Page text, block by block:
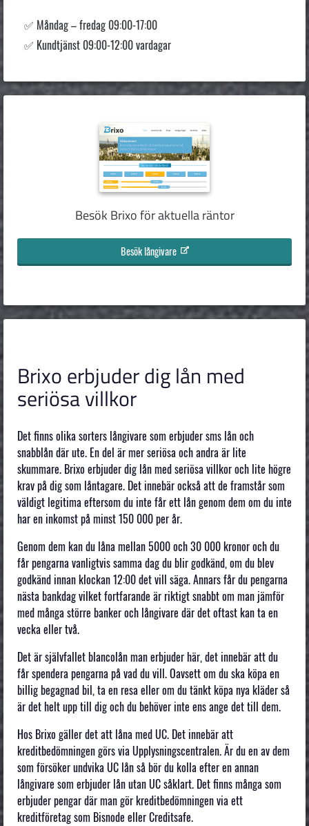
Måndag – fredag 09:00-17:00
Kundtjänst 09:00-12:00 vardagar
Besök Brixo för aktuella räntor
Besök långivare
Brixo erbjuder dig lån med
seriösa villkor
Det finns olika sorters långivare som erbjuder sms lån och
snabblån där ute. En del är mer seriösa och andra är lite
skummare. Brixo erbjuder dig lån med seriösa villkor och lite högre
krav på dig som låntagare. Det innebär också att de framstår som
väldigt legitima eftersom du inte får ett lån genom dem om du inte
har en inkomst på minst 150 000 per år.
Genom dem kan du låna mellan 5000 och 30 000 kronor och du
får pengarna vanligtvis samma dag du blir godkänd, om du blev
godkänd innan klockan 12:00 det vill säga. Annars får du pengarna
nästa bankdag vilket fortfarande är riktigt snabbt om man jämför
med många större banker och långivare där det oftast kan ta en
vecka eller två.
Det är självfallet blancolån man erbjuder här, det innebär att du
får spendera pengarna på vad du vill. Oavsett om du ska köpa en
billig begagnad bil, ta en resa eller om du tänkt köpa nya kläder så
är det helt upp till dig och du behöver inte ens ange det till dem.
Hos Brixo gäller det att låna med UC. Det innebär att
kreditbedömningen görs via Upplysningscentralen. Är du en av dem
som försöker undvika UC lån så bör du kolla efter en annan
långivare som erbjuder lån utan UC såklart. Det finns många som
erbjuder pengar där man gör kreditbedömningen via ett
kreditföretag som Bisnode eller Creditsafe.